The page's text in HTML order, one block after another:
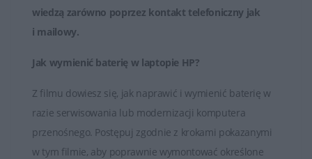
wiedzą zarówno poprzez kontakt telefoniczny jak
i mailowy.
Jak wymienić baterię w laptopie HP?
Z filmu dowiesz się, jak naprawić i wymienić baterię w
razie serwisowania lub modernizacji komputera
przenośnego. Postępuj zgodnie z krokami pokazanymi
w tym filmie, aby poprawnie wymontować określone